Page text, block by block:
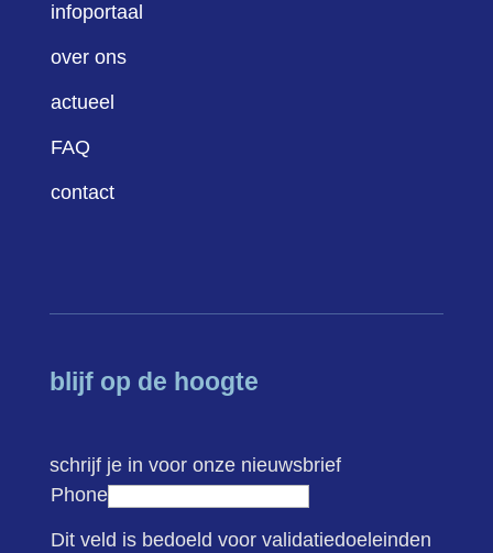
infoportaal
over ons
actueel
FAQ
contact
blijf op de hoogte
schrijf je in voor onze nieuwsbrief
Phone
Dit veld is bedoeld voor validatiedoeleinden